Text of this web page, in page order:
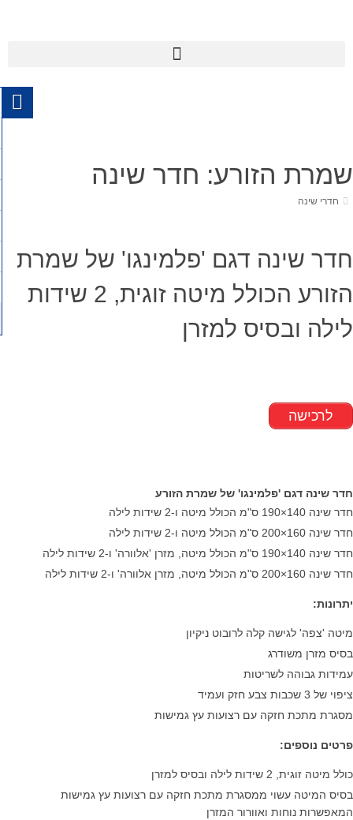
שמרת הזורע: חדר שינה
חדרי שינה
חדר שינה דגם 'פלמינגו' של שמרת
הזורע הכולל מיטה זוגית, 2 שידות
לילה ובסיס למזרן
לרכישה
חדר שינה דגם 'פלמינגו' של שמרת הזורע
​חדר שינה 140×190 ס"מ הכולל מיטה ו-2 שידות לילה
חדר שינה 160×200 ס"מ הכולל מיטה ו-2 שידות לילה
חדר שינה 140×190 ס"מ הכולל מיטה, מזרן 'אלוורה' ו-2 שידות לילה
חדר שינה 160×200 ס"מ הכולל מיטה, מזרן אלוורה' ו-2 שידות לילה
יתרונות:
מיטה 'צפה' לגישה קלה לרובוט ניקיון
בסיס מזרן משודרג
עמידות גבוהה לשריטות
ציפוי של 3 שכבות צבע חזק ועמיד
מסגרת מתכת חזקה עם רצועות עץ גמישות
פרטים נוספים:
כולל מיטה זוגית, 2 שידות לילה ובסיס למזרן
בסיס המיטה עשוי ממסגרת מתכת חזקה עם רצועות עץ גמישות
המאפשרות נוחות ואוורור המזרן